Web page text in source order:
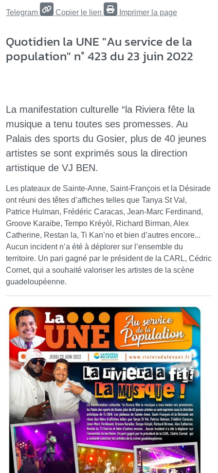
Telegram Copier le lien Imprimer la page
Quotidien la UNE "Au service de la
population" n° 423 du 23 juin 2022
La manifestation culturelle “la Riviera fête la
musique a tenu toutes ses promesses. Au
Palais des sports du Gosier, plus de 40 jeunes
artistes se sont exprimés sous la direction
artistique de VJ BEN.
Les plateaux de Sainte-Anne, Saint-François et la Désirade
ont réuni des têtes d’affiches telles que Tanya St Val,
Patrice Hulman, Frédéric Caracas, Jean-Marc Ferdinand,
Groove Karaibe, Tempo Kréyòl, Richard Birman, Alex
Catherine, Restan la, Ti Kan’no et bien d’autres encore...
Aucun incident n’a été à déplorer sur l’ensemble du
territoire. Un pari gagné par le président de la CARL, Cédric
Cornet, qui a souhaité valoriser les artistes de la scène
guadeloupéenne.